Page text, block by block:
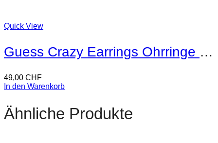
Quick View
Guess Crazy Earrings Ohrringe – Silber
49,00 CHF
In den Warenkorb
Ähnliche Produkte